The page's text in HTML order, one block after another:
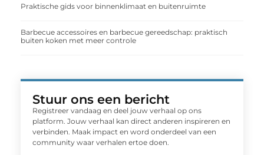
Praktische gids voor binnenklimaat en buitenruimte
Barbecue accessoires en barbecue gereedschap: praktisch
buiten koken met meer controle
Stuur ons een bericht
Registreer vandaag en deel jouw verhaal op ons
platform. Jouw verhaal kan direct anderen inspireren en
verbinden. Maak impact en word onderdeel van een
community waar verhalen ertoe doen.